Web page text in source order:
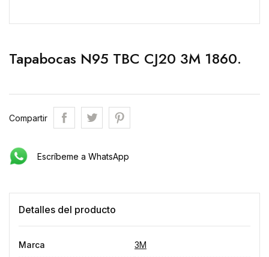
Tapabocas N95 TBC CJ20 3M 1860.
Compartir
Escríbeme a WhatsApp
Detalles del producto
Marca 3M